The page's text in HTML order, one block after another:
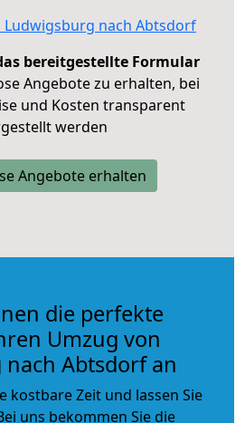
Ludwigsburg nach Abtsdorf
bereitgestellte Formular
Angebote zu erhalten, bei
und Kosten transparent
werden
Angebote erhalten
die perfekte
Umzug von
Abtsdorf an
kostbare Zeit und lassen Sie
uns bekommen Sie die